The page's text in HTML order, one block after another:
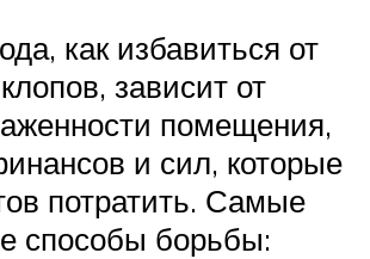
как избавиться от
зависит от
помещения,
и сил, которые
потратить. Самые
способы борьбы: